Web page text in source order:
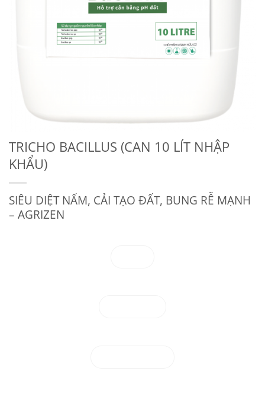
TRICHO BACILLUS (CAN 10 LÍT NHẬP
KHẨU)
SIÊU DIỆT NẤM, CẢI TẠO ĐẤT, BUNG RỄ MẠNH
– AGRIZEN